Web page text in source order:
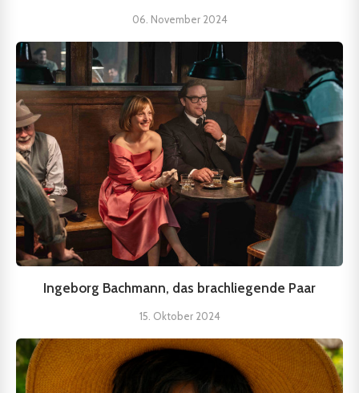
06. November 2024
Ingeborg Bachmann, das brachliegende Paar
15. Oktober 2024